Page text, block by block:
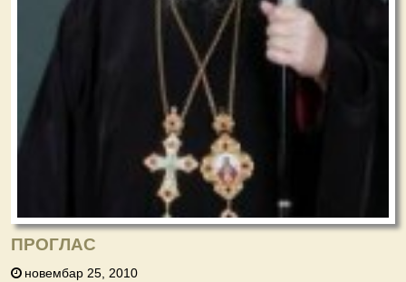
ПРОГЛАС
новембар 25, 2010